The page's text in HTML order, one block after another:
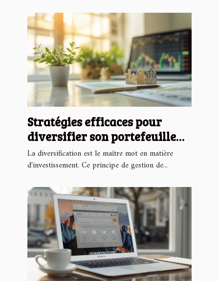
Stratégies efficaces pour
diversifier son portefeuille
d'investissements
La diversification est le maître mot en matière
d'investissement. Ce principe de gestion de...